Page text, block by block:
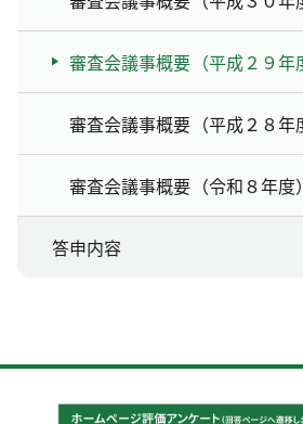
審査会議事概要（平成２９年
審査会議事概要（平成２８年
審査会議事概要（令和８年度）
答申内容